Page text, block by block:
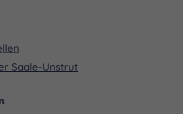
Saale-Unstrut